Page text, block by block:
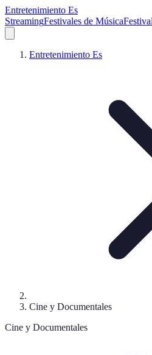
Entretenimiento Es
StreamingFestivales de Música
Entretenimiento Es
Cine y Documentales
Cine y Documentales